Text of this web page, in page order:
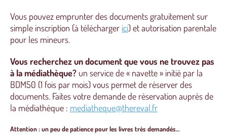
Vous pouvez emprunter des documents gratuitement sur
simple inscription (à télécharger ici) et autorisation parentale
pour les mineurs.
Vous recherchez un document que vous ne trouvez pas
à la médiathèque? un service de « navette » initié par la
BDM50 (1 fois par mois) vous permet de réserver des
documents. Faites votre demande de réservation auprès de
la médiathèque : mediatheque@thereval.fr
Attention : un peu de patience pour les livres très demandés…